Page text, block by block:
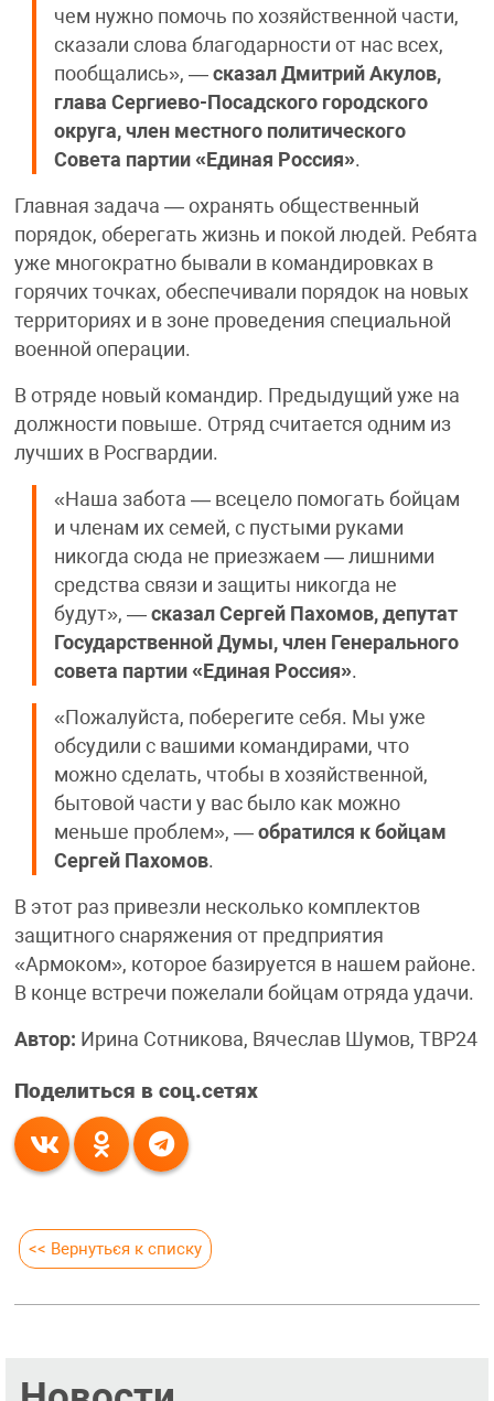
чем нужно помочь по хозяйственной части,
сказали слова благодарности от нас всех,
пообщались», — сказал Дмитрий Акулов,
глава Сергиево-Посадского городского
округа, член местного политического
Совета партии «Единая Россия».
Главная задача — охранять общественный
порядок, оберегать жизнь и покой людей. Ребята
уже многократно бывали в командировках в
горячих точках, обеспечивали порядок на новых
территориях и в зоне проведения специальной
военной операции.
В отряде новый командир. Предыдущий уже на
должности повыше. Отряд считается одним из
лучших в Росгвардии.
«Наша забота — всецело помогать бойцам
и членам их семей, с пустыми руками
никогда сюда не приезжаем — лишними
средства связи и защиты никогда не
будут», — сказал Сергей Пахомов, депутат
Государственной Думы, член Генерального
совета партии «Единая Россия».
«Пожалуйста, поберегите себя. Мы уже
обсудили с вашими командирами, что
можно сделать, чтобы в хозяйственной,
бытовой части у вас было как можно
меньше проблем», — обратился к бойцам
Сергей Пахомов.
В этот раз привезли несколько комплектов
защитного снаряжения от предприятия
«Армоком», которое базируется в нашем районе.
В конце встречи пожелали бойцам отряда удачи.
Автор: Ирина Сотникова, Вячеслав Шумов, ТВР24
Поделиться в соц.сетях
<< Вернуться к списку